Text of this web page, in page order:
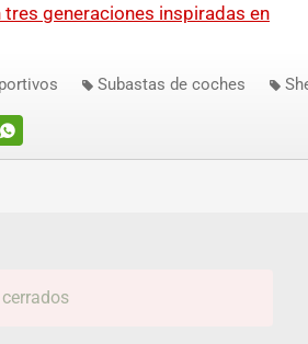
generaciones inspiradas en
Subastas de coches